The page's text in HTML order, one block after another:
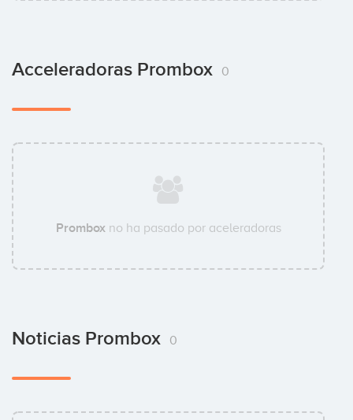
Acceleradoras Prombox 0
Promboxno ha pasado por aceleradoras
Noticias Prombox 0